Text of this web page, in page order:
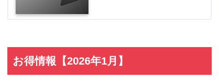
お得情報【2026年1月】